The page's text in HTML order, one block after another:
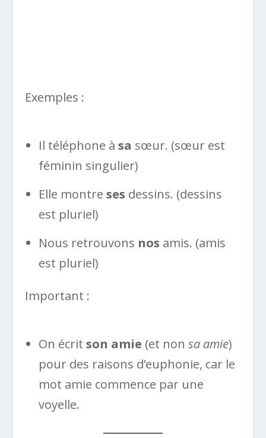
Exemples :
Il téléphone àsa sœur. (sœur est
féminin singulier)
Elle montreses dessins. (dessins
est pluriel)
Nous retrouvons nos amis. (amis
est pluriel)
Important :
On écritson amie (et nonsa amie)
pour des raisons d’euphonie, car le
mot amie commence par une
voyelle.